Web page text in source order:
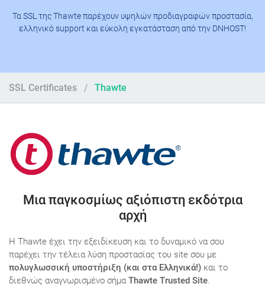
Τα SSL της Thawte παρέχουν υψηλών προδιαγραφών προστασία,
ελληνικό support και εύκολη εγκατάσταση από την DNHOST!
SSL Certificates Thawte
Μια παγκοσμίως αξιόπιστη εκδότρια
αρχή
Η Thawte έχει την εξειδίκευση και το δυναμικό να σου
παρέχει την τέλεια λύση προστασίας του site σου με
πολυγλωσσική υποστήριξη (και στα Ελληνικά!) και το
διεθνώς αναγνωρισμένο σήμαThawte Trusted Site.